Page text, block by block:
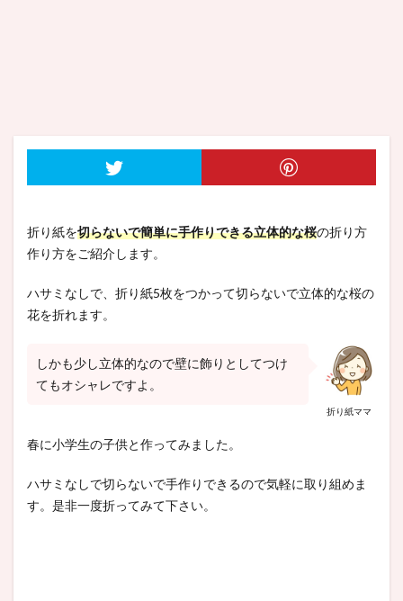
折り紙を切らないで簡単に手作りできる立体的な桜の折り方
作り方をご紹介します。
ハサミなしで、折り紙5枚をつかって切らないで立体的な桜の
花を折れます。
折り紙ママ
しかも少し立体的なので壁に飾りとしてつけ
てもオシャレですよ。
春に小学生の子供と作ってみました。
ハサミなしで切らないで手作りできるので気軽に取り組めま
す。是非一度折ってみて下さい。